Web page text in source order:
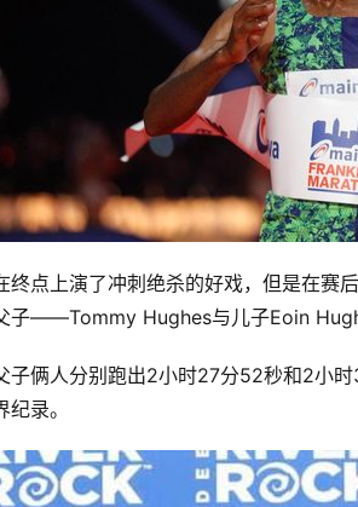
终点上演了冲刺绝杀的好戏，但是在赛
子——Tommy Hughes与儿子Eoin
子俩人分别跑出2小时27分52秒和2小
录。